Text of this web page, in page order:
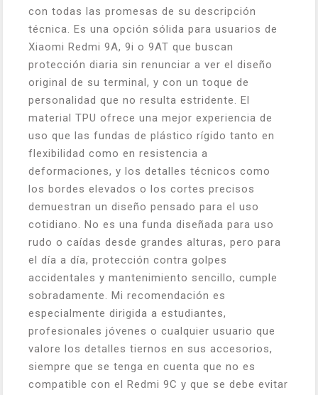
con todas las promesas de su descripción
técnica. Es una opción sólida para usuarios de
Xiaomi Redmi 9A, 9i o 9AT que buscan
protección diaria sin renunciar a ver el diseño
original de su terminal, y con un toque de
personalidad que no resulta estridente. El
material TPU ofrece una mejor experiencia de
uso que las fundas de plástico rígido tanto en
flexibilidad como en resistencia a
deformaciones, y los detalles técnicos como
los bordes elevados o los cortes precisos
demuestran un diseño pensado para el uso
cotidiano. No es una funda diseñada para uso
rudo o caídas desde grandes alturas, pero para
el día a día, protección contra golpes
accidentales y mantenimiento sencillo, cumple
sobradamente. Mi recomendación es
especialmente dirigida a estudiantes,
profesionales jóvenes o cualquier usuario que
valore los detalles tiernos en sus accesorios,
siempre que se tenga en cuenta que no es
compatible con el Redmi 9C y que se debe evitar